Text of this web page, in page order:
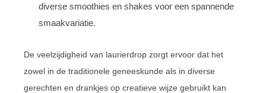
diverse smoothies en shakes voor een spannende
smaakvariatie.
De veelzijdigheid van laurierdrop zorgt ervoor dat het
zowel in de traditionele geneeskunde als in diverse
gerechten en drankjes op creatieve wijze gebruikt kan